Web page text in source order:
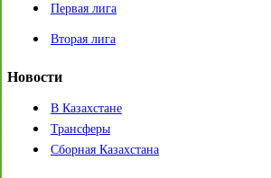
Первая лига
Вторая лига
Новости
В Казахстане
Трансферы
Сборная Казахстана